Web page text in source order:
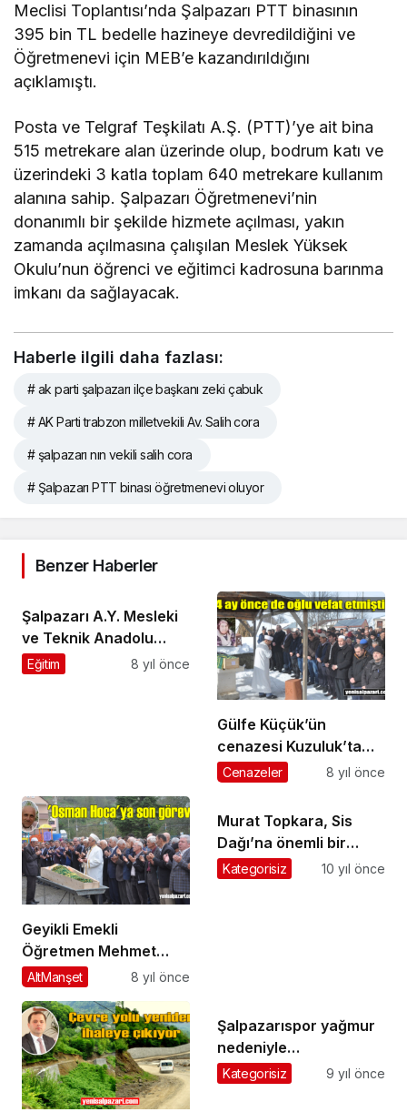
Meclisi Toplantısı’nda Şalpazarı PTT binasının
395 bin TL bedelle hazineye devredildiğini ve
Öğretmenevi için MEB’e kazandırıldığını
açıklamıştı.
Posta ve Telgraf Teşkilatı A.Ş. (PTT)’ye ait bina
515 metrekare alan üzerinde olup, bodrum katı ve
üzerindeki 3 katla toplam 640 metrekare kullanım
alanına sahip. Şalpazarı Öğretmenevi’nin
donanımlı bir şekilde hizmete açılması, yakın
zamanda açılmasına çalışılan Meslek Yüksek
Okulu’nun öğrenci ve eğitimci kadrosuna barınma
imkanı da sağlayacak.
Haberle ilgili daha fazlası:
# ak parti şalpazarı ilçe başkanı zeki çabuk
# AK Parti trabzon milletvekili Av. Salih cora
# şalpazarı nın vekili salih cora
# Şalpazarı PTT binası öğretmenevi oluyor
Benzer Haberler
Şalpazarı A.Y. Mesleki
ve Teknik Anadolu
Lisesi’nin Avrupa
Eğitim 8 yıl önce
Gülfe Küçük’ün
cenazesi Kuzuluk’ta
toprağa verildi
Cenazeler 8 yıl önce
Geyikli Emekli
Öğretmen Mehmet
Özgül’ü ebediyete
AltManşet 8 yıl önce
Murat Topkara, Sis
Dağı’na önemli bir
organizasyon için
Kategorisiz 10 yıl önce
Şalpazarıspor yağmur
nedeniyle
Vakfıkebir’den geri
Kategorisiz 9 yıl önce